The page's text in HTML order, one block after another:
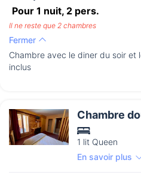
Pour 1 nuit, 2 pers.
Il ne reste que 2 chambres
Fermer
Chambre avec le diner du soir
inclus
Chambre
1 lit Queen
En savoir plus